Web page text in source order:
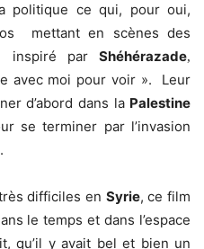
politique ce qui, pour oui,
mettant en scènes des
inspiré par Shéhérazade,
avec moi pour voir ». Leur
d’abord dans la Palestine
se terminer par l’invasion
difficiles en Syrie, ce film
le temps et dans l’espace
qu’il y avait bel et bien un